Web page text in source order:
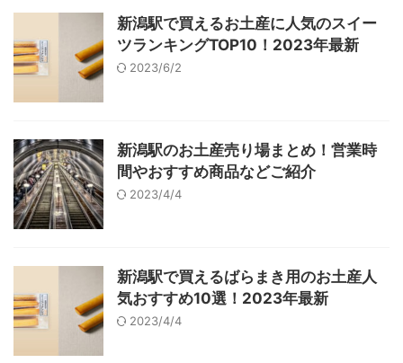
新潟駅で買えるお土産に人気のスイー
ツランキングTOP10！2023年最新
2023/6/2
新潟駅のお土産売り場まとめ！営業時
間やおすすめ商品などご紹介
2023/4/4
新潟駅で買えるばらまき用のお土産人
気おすすめ10選！2023年最新
2023/4/4